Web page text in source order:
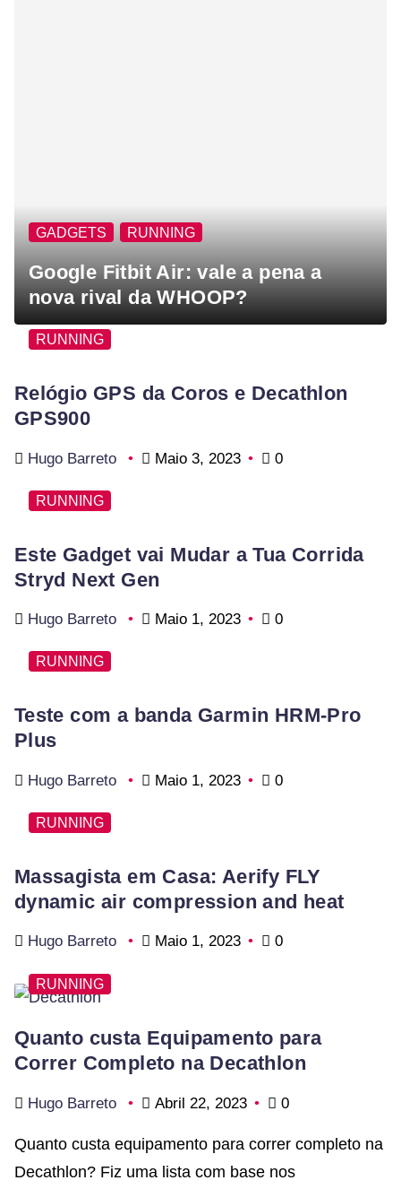
GADGETS RUNNING
Google Fitbit Air: vale a pena a
nova rival da WHOOP?
RUNNING
Relógio GPS da Coros e Decathlon
GPS900
Hugo Barreto Maio 3, 2023 0
RUNNING
Este Gadget vai Mudar a Tua Corrida
Stryd Next Gen
Hugo Barreto Maio 1, 2023 0
RUNNING
Teste com a banda Garmin HRM-Pro
Plus
Hugo Barreto Maio 1, 2023 0
RUNNING
Massagista em Casa: Aerify FLY
dynamic air compression and heat
Hugo Barreto Maio 1, 2023 0
RUNNING
Quanto custa Equipamento para
Correr Completo na Decathlon
Hugo Barreto Abril 22, 2023 0
Quanto custa equipamento para correr completo na
Decathlon? Fiz uma lista com base nos